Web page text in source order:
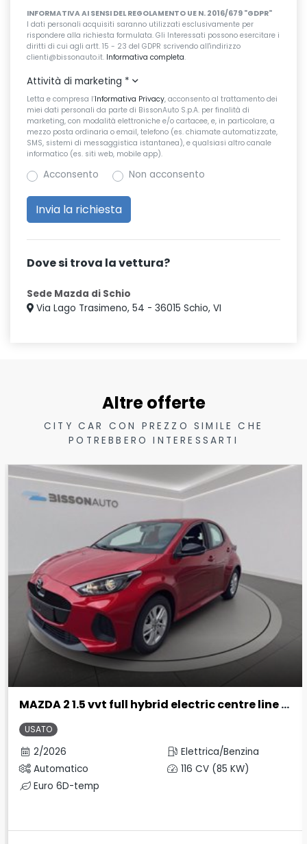
INFORMATIVA AI SENSI DEL REGOLAMENTO UE N. 2016/679 "GDPR"
I dati personali acquisiti saranno utilizzati esclusivamente per
rispondere alla richiesta formulata. Gli Interessati possono esercitare i
diritti di cui agli artt. 15 - 23 del GDPR scrivendo all'indirizzo
clienti@bissonauto.it. Informativa completa.
Attività di marketing *
Letta e compresa l’Informativa Privacy, acconsento al trattamento dei
miei dati personali da parte di BissonAuto S.p.A. per finalità di
marketing, con modalità elettroniche e/o cartacee, e, in particolare, a
mezzo posta ordinaria o email, telefono (es. chiamate automatizzate,
SMS, sistemi di messaggistica istantanea), e qualsiasi altro canale
informatico (es. siti web, mobile app).
Acconsento Non acconsento
Dove si trova la vettura?
Sede Mazda di Schio
Via Lago Trasimeno, 54 - 36015 Schio, VI
Altre offerte
CITY CAR CON PREZZO SIMILE CHE
POTREBBERO INTERESSARTI
MAZDA 2 1.5 vvt full hybrid electric centre line e-cvt
USATO
2/2026
Elettrica/Benzina
Automatico
116 CV (85 KW)
Euro 6D-temp